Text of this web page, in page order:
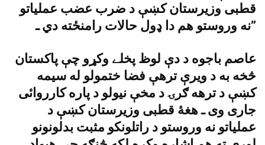
قطبى وزيرستان کښې د ضرب عضب عملياتو
نه وروستو هم دا ډول حالات رامنځته دي ـ”
عاصم باجوه د دې لوظ پخلے وکړو چې پاکستان
څخه به د ويرې ترهې فضا ختمولو له سيمه
کښې د ترهه ګرۍ د مخې نيولو د پاره کارروائى
جارى وى ـ هغۀ قطبى وزيرستان کښې د
عملياتو نه وروستو د راتلونکو مثبت بدلونونو